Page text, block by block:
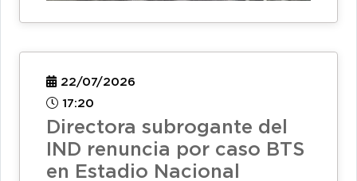
22/07/2026
17:20
Directora subrogante del
IND renuncia por caso BTS
en Estadio Nacional